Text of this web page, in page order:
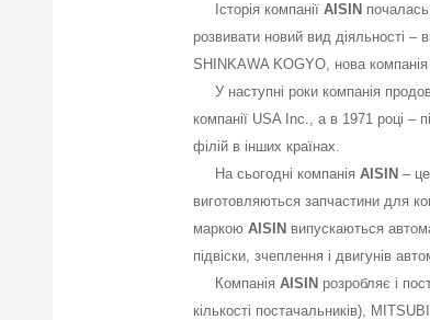
Історія компанії AISIN
розвивати новий вид діяльності
SHINKAWA KOGYO, нова
У наступні роки компанія
компанії USA Inc., а в 1971 році –
філій в інших країнах.
На сьогодні компанія AISIN –
виготовляються запчастини для
маркою AISIN випускаються
підвіски, зчеплення і двигунів
Компанія AISIN розробляє і
кількості постачальників),